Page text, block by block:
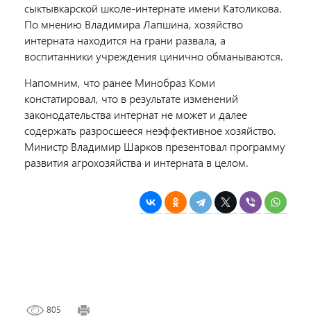
сыктывкарской школе-интернате имени Католикова.
По мнению Владимира Лапшина, хозяйство
интерната находится на грани развала, а
воспитанники учреждения цинично обманываются.
Напомним, что ранее Минобраз Коми
констатировал, что в результате изменений
законодательства интернат не может и далее
содержать разросшееся неэффективное хозяйство.
Министр Владимир Шарков презентовал программу
развития агрохозяйства и интерната в целом.
805